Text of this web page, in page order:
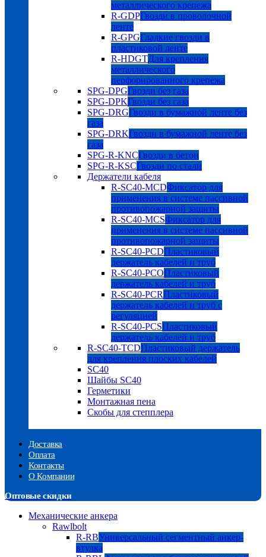
металлического крепежа
R-GDPГвозди в проволочной
ленте
R-GPGГладкие гвозди в
пластиковой ленте
R-HDGTДля крепления
металлического
перфорированного крепежа
SPG-DPGГвозди без газа
SPG-DPKГвозди без газа
SPG-DRGГвозди в бумажной ленте без
газа
SPG-DRKГвозди в бумажной ленте без
газа
SPG-R-KNCГвозди в бетон
SPG-R-KSCГвозди по стали
Держатели кабеля
R-SC40-MCDФиксатор для
применения в системе пассивной
противопожарной защиты
R-SC40-MCSФиксатор для
применения в системе пассивной
противопожарной защиты
R-SC40-PCDПластиковый
держатель кабелей и труб
R-SC40-PCOПластиковый
держатель кабелей и труб
R-SC40-PCRПластиковый
держатель кабелей и труб с
регуляцией
R-SC40-PCSПластиковый
держатель кабелей и труб
R-SC40-TCDПластиковый держатель
для крепления плоских кабелей
SC40
Шайбы SC40
Герметики
Монтажная пена
Скобы для степплера
Доставка
Оплата
Контакты
О Компании
Оптовые скидки
Механические анкера
Rawlbolt
R-RBУниверсальный сегментный анкер-
втулка